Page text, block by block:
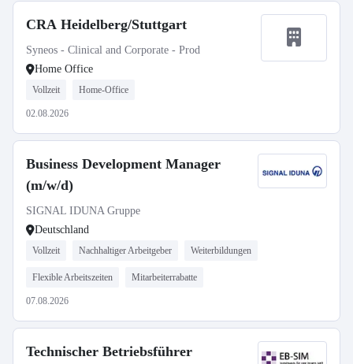
CRA Heidelberg/Stuttgart
Syneos - Clinical and Corporate - Prod
Home Office
Vollzeit Home-Office
02.08.2026
Business Development Manager
(m/w/d)
SIGNAL IDUNA Gruppe
Deutschland
Vollzeit Nachhaltiger Arbeitgeber Weiterbildungen
Flexible Arbeitszeiten Mitarbeiterrabatte
07.08.2026
Technischer Betriebsführer